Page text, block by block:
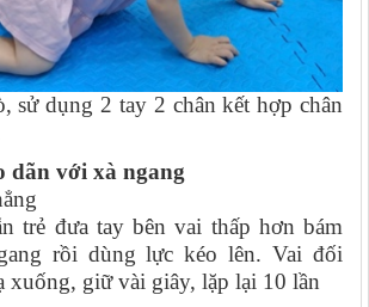
sử dụng 2 tay 2 chân kết hợp chân
dãn với xà ngang
trẻ đưa tay bên vai thấp hơn bám
rồi dùng lực kéo lên. Vai đối
xuống, giữ vài giây, lặp lại 10 lần